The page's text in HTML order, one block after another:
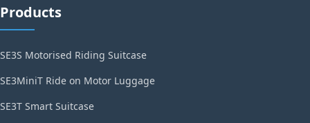
Products
SE3S Motorised Riding Suitcase
SE3MiniT Ride on Motor Luggage
SE3T Smart Suitcase